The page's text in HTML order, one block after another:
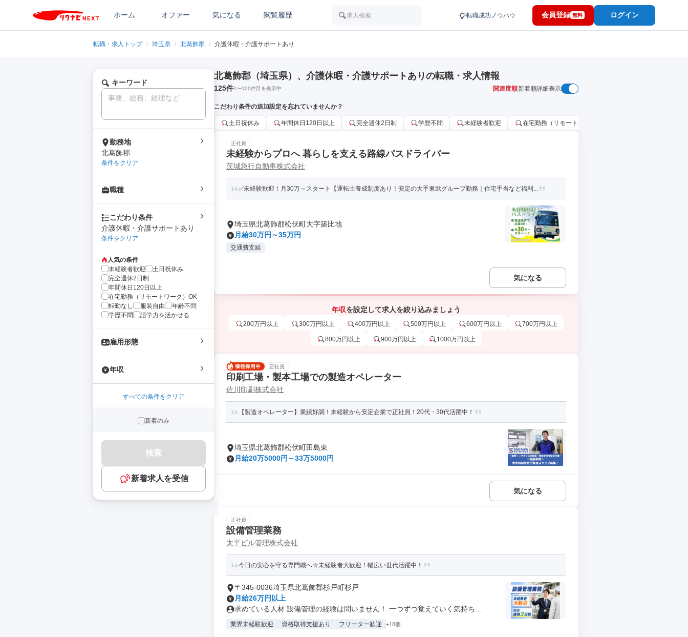
ホーム オファー 気になる 閲覧履歴 求人検索 転職成功ノウハウ 会員登録 無料 ログイン
転職・求人トップ / 埼玉県 / 北葛飾郡 / 介護休暇・介護サポートあり
キーワード
勤務地
北葛飾郡
条件をクリア
職種
こだわり条件
介護休暇・介護サポートあり
条件をクリア
人気の条件
未経験者歓迎
土日祝休み
完全週休2日制
年間休日120日以上
在宅勤務（リモートワーク）OK
転勤なし
服装自由
年齢不問
学歴不問
語学力を活かせる
雇用形態
年収
すべての条件をクリア
新着のみ
検索
新着求人を受信
北葛飾郡（埼玉県）、介護休暇・介護サポートありの転職・求人情報
125件1〜100件目を表示中 関連度順新着順詳細表示
こだわり条件の追加設定を忘れていませんか？
土日祝休み 年間休日120日以上 完全週休2日制 学歴不問 未経験者歓迎 在宅勤務（リモートワーク）OK
正社員
未経験からプロへ 暮らしを支える路線バスドライバー
茨城急行自動車株式会社
✅未経験歓迎！月30万～スタート【運転士養成制度あり！安定の大手東武グループ勤務｜住宅手当など福利...
埼玉県北葛飾郡松伏町大字築比地
月給30万円～35万円
交通費支給
気になる
年収を設定して求人を絞り込みましょう
200万円以上 300万円以上 400万円以上 500万円以上 600万円以上 700万円以上
800万円以上 900万円以上 1000万円以上
正社員
印刷工場・製本工場での製造オペレーター
佐川印刷株式会社
【製造オペレーター】業績好調！未経験から安定企業で正社員！20代・30代活躍中！
埼玉県北葛飾郡松伏町田島東
月給20万5000円～33万5000円
気になる
正社員
設備管理業務
太平ビル管理株式会社
今日の安心を守る専門職へ☆未経験者大歓迎！幅広い世代活躍中！
〒345-0036埼玉県北葛飾郡杉戸町杉戸
月給26万円以上
求めている人材 設備管理の経験は問いません！ 一つずつ覚えていく気持ち...
業界未経験歓迎 資格取得支援あり フリーター歓迎 +18個